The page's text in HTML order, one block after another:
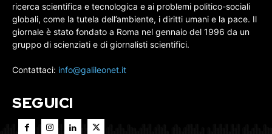
ricerca scientifica e tecnologica e ai problemi politico-sociali
globali, come la tutela dell’ambiente, i diritti umani e la pace. Il
giornale è stato fondato a Roma nel gennaio del 1996 da un
gruppo di scienziati e di giornalisti scientifici.
Contattaci: info@galileonet.it
SEGUICI